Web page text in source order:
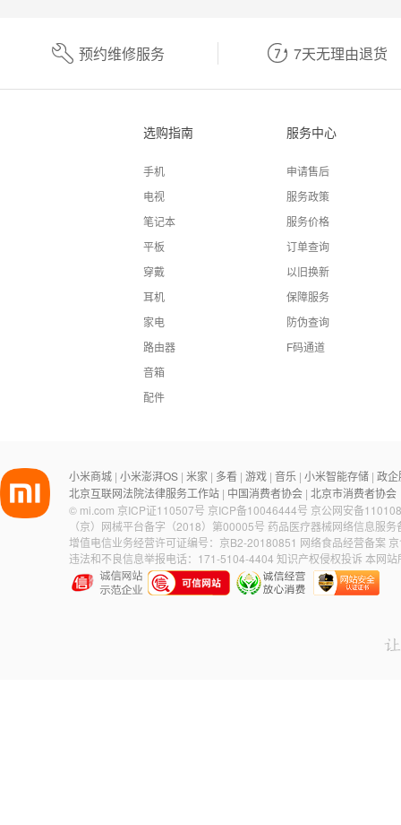
预约维修服务 7天无理由退货
选购指南
手机
电视
笔记本
平板
穿戴
耳机
家电
路由器
音箱
配件
服务中心
申请售后
服务政策
服务价格
订单查询
以旧换新
保障服务
防伪查询
F码通道
小米商城 小米澎湃OS 米家 多看 游戏 音乐 小米智能存储 政企
北京互联网法院法律服务工作站 中国消费者协会 北京市消费者协会
© mi.com 京ICP证110507号 京ICP备10046444号 京公网安备
（京）网械平台备字（2018）第00005号 药品医疗器械网络信息服
增值电信业务经营许可证编号：京B2-20180851 网络食品经营备案
违法和不良信息举报电话：171-5104-4404 知识产权侵权投诉 本网